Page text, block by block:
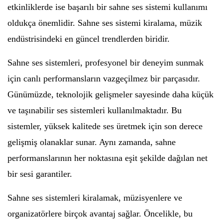
etkinliklerde ise başarılı bir sahne ses sistemi kullanımı
oldukça önemlidir. Sahne ses sistemi kiralama, müzik
endüstrisindeki en güncel trendlerden biridir.
Sahne ses sistemleri, profesyonel bir deneyim sunmak
için canlı performansların vazgeçilmez bir parçasıdır.
Günümüzde, teknolojik gelişmeler sayesinde daha küçük
ve taşınabilir ses sistemleri kullanılmaktadır. Bu
sistemler, yüksek kalitede ses üretmek için son derece
gelişmiş olanaklar sunar. Aynı zamanda, sahne
performanslarının her noktasına eşit şekilde dağılan net
bir sesi garantiler.
Sahne ses sistemleri kiralamak, müzisyenlere ve
organizatörlere birçok avantaj sağlar. Öncelikle, bu